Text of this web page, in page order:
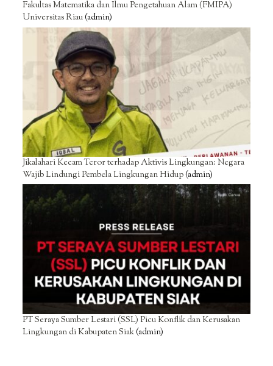
Fakultas Matematika dan Ilmu Pengetahuan Alam (FMIPA)
Universitas Riau(admin)
Jikalahari Kecam Teror terhadap Aktivis Lingkungan: Negara
Wajib Lindungi Pembela Lingkungan Hidup(admin)
PT Seraya Sumber Lestari (SSL) Picu Konflik dan Kerusakan
Lingkungan di Kabupaten Siak(admin)